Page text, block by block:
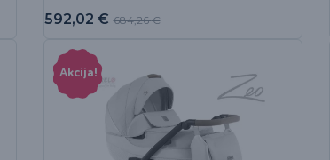
684,26€
592,02 €
Akcija!